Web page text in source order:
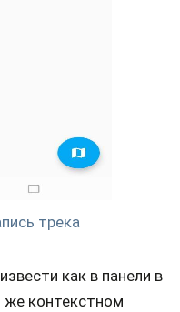
трека
как в панели в
контекстном